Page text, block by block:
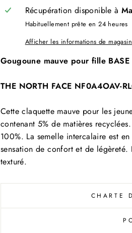
Récupération disponible à
Habituellement prête en 24 heures
Afficher les informations de magasin
Gougoune mauve pour fille
THE NORTH FACE NF0A4OAV-
Cette claquette mauve pour les
contenant 5% de matières
100%. La semelle intercalaire est
sensation de confort et de légèreté.
texturé.
CHARTE